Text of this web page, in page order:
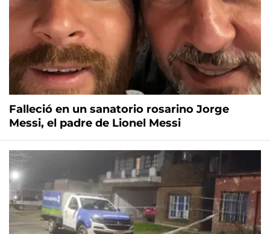
Falleció en un sanatorio rosarino Jorge
Messi, el padre de Lionel Messi